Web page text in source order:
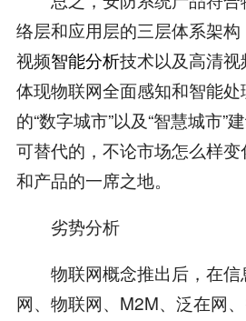
络层和应用层的三层体系架
视频智能分析技术以及高清
体现物联网全面感知和智能
的“数字城市”以及“智慧城市”
可替代的，不论市场怎么样
和产品的一席之地。
劣势分析
物联网概念推出后，在信
网、物联网、M2M、泛在网